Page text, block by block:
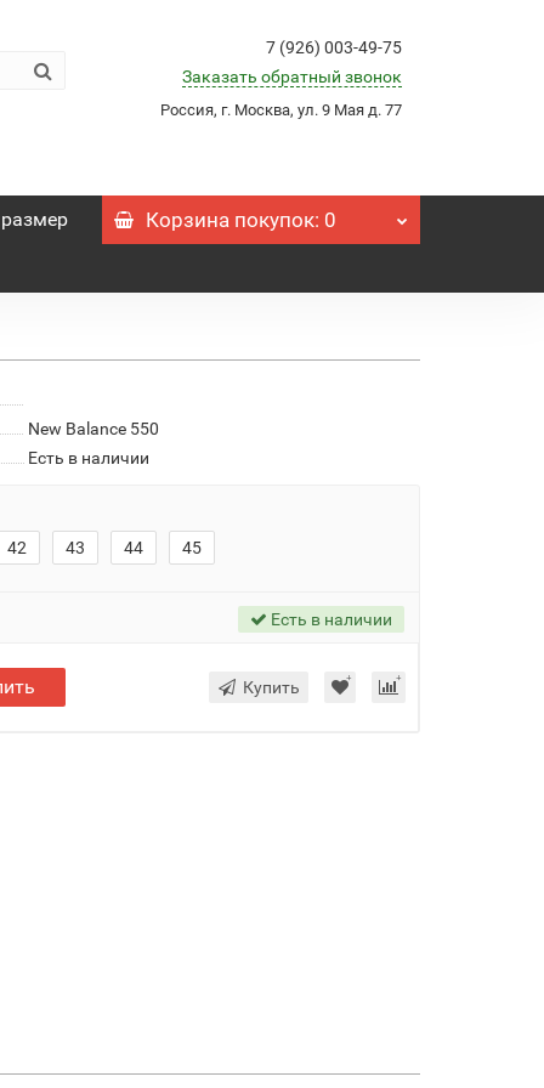
7 (926) 003-49-75
Заказать обратный звонок
Россия, г. Москва, ул. 9 Мая д. 77
Корзинапокупок: 0
New Balance 550
Есть в наличии
42 43 44 45
Есть в наличии
Купить